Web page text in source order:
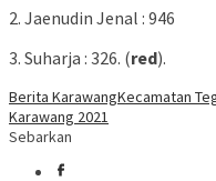
2. Jaenudin Jenal : 946
3. Suharja : 326. (red).
Berita KarawangKecamatan
Karawang 2021
Sebarkan